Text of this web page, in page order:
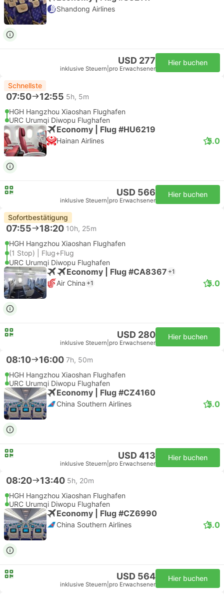
Shandong Airlines
USD 277
inklusive Steuern pro Erwachsener
Hier buchen
Schnellste
07:50 12:55 5h, 5m
HGH Hangzhou Xiaoshan Flughafen
URC Urumqi Diwopu Flughafen
Economy | Flug #HU6219
Hainan Airlines 5.0
USD 566
inklusive Steuern pro Erwachsener
Hier buchen
Sofortbestätigung
07:55 18:20 10h, 25m
HGH Hangzhou Xiaoshan Flughafen
(1 Stop) | Flug+Flug
URC Urumqi Diwopu Flughafen
Economy | Flug #CA8367 +1
Air China +1 5.0
USD 280
inklusive Steuern pro Erwachsener
Hier buchen
08:10 16:00 7h, 50m
HGH Hangzhou Xiaoshan Flughafen
URC Urumqi Diwopu Flughafen
Economy | Flug #CZ4160
China Southern Airlines 5.0
USD 413
inklusive Steuern pro Erwachsener
Hier buchen
08:20 13:40 5h, 20m
HGH Hangzhou Xiaoshan Flughafen
URC Urumqi Diwopu Flughafen
Economy | Flug #CZ6990
China Southern Airlines 5.0
USD 564
inklusive Steuern pro Erwachsener
Hier buchen